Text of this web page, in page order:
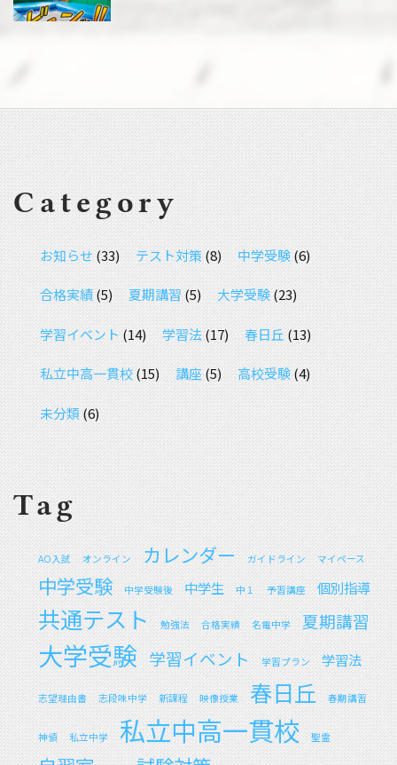
Category
お知らせ (33) テスト対策 (8) 中学受験(6)
合格実績(5) 夏期講習 (5) 大学受験(23)
学習イベント (14) 学習法(17) 春日丘(13)
私立中高一貫校(15) 講座(5) 高校受験(4)
未分類 (6)
Tag
AO入試 オンライン カレンダー ガイドライン マイペース
中学受験 中学受験後 中学生 中１ 予習講座 個別指導
共通テスト 勉強法 合格実績 名電中学 夏期講習
大学受験 学習イベント 学習プラン 学習法
志望理由書 志段味中学 新課程 映像授業 春日丘 春期講習
神領 私立中学 私立中高一貫校 聖霊